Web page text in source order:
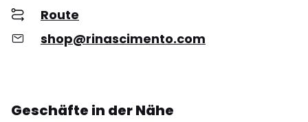
Route
shop@rinascimento.com
Geschäfte in der Nähe